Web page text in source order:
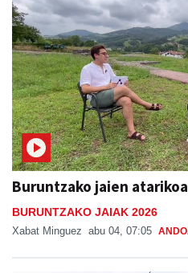
Buruntzako jaien
BURUNTZAKO JAIAK 2026
Xabat Minguez abu 04, 07:05